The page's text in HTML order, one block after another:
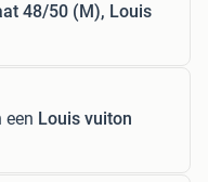
48/50 (M), Louis
een Louis vuiton